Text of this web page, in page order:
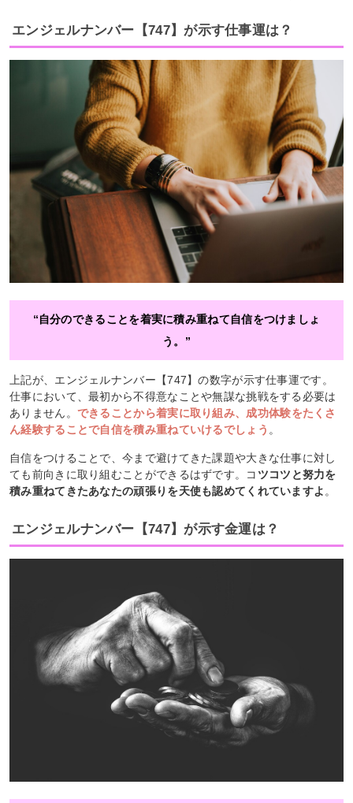
エンジェルナンバー【747】が示す仕事運は？
“自分のできることを着実に積み重ねて自信をつけましょ
う。”
上記が、エンジェルナンバー【747】の数字が示す仕事運です。
仕事において、最初から不得意なことや無謀な挑戦をする必要は
ありません。 できることから着実に取り組み、成功体験をたくさ
ん経験することで自信を積み重ねていけるでしょう 。
自信をつけることで、今まで避けてきた課題や大きな仕事に対し
ても前向きに取り組むことができるはずです。コ ツコツと努力を
積み重ねてきたあなたの頑張りを天使も認めてくれていますよ。
エンジェルナンバー【747】が示す金運は？